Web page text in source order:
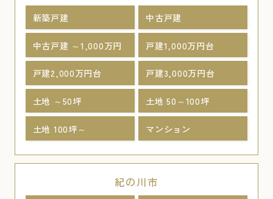
新築戸建 中古戸建
中古戸建 ～1,000万円 戸建1,000万円台
戸建2,000万円台 戸建3,000万円台
土地 ～50坪 土地 50～100坪
土地 100坪～ マンション
紀の川市